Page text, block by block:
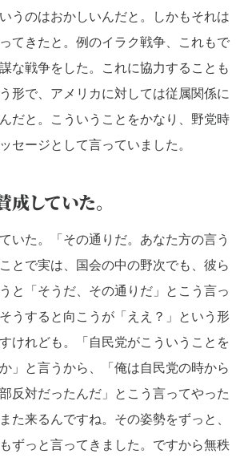
うのはおかしいんだと。しかもそれは
てきたと。例のイラク戦争、これもで
な戦争をした。これに協力することも
形で、アメリカに対しては従属関係に
だと。こういうことをかなり、野党時
セージとして言っていました。
成していた。
いた。「その通りだ。あなた方の言う
とで実は、国会の中の野次でも、彼ら
と「そうだ、その通りだ」とこう言っ
うすると向こうが「ええ？」という形
けれども。「自民党がこういうことを
」と言うから、「俺は自民党の時から
反対だったんだ」とこう言ってやった
た来るんですね。その姿勢をずっと、
ずっと言ってきました。ですから無秩